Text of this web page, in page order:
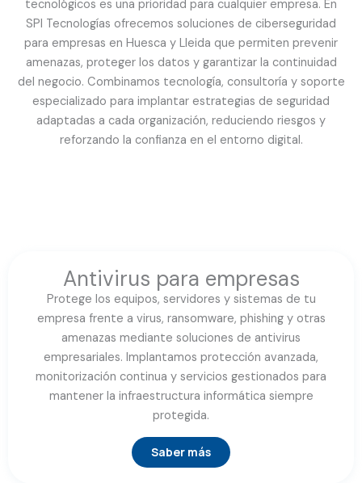
tecnológicos es una prioridad para cualquier empresa. En
SPI Tecnologías ofrecemos soluciones de ciberseguridad
para empresas en Huesca y Lleida que permiten prevenir
amenazas, proteger los datos y garantizar la continuidad
del negocio. Combinamos tecnología, consultoría y soporte
especializado para implantar estrategias de seguridad
adaptadas a cada organización, reduciendo riesgos y
reforzando la confianza en el entorno digital.
Antivirus para empresas
Protege los equipos, servidores y sistemas de tu
empresa frente a virus, ransomware, phishing y otras
amenazas mediante soluciones de antivirus
empresariales. Implantamos protección avanzada,
monitorización continua y servicios gestionados para
mantener la infraestructura informática siempre
protegida.
Saber más